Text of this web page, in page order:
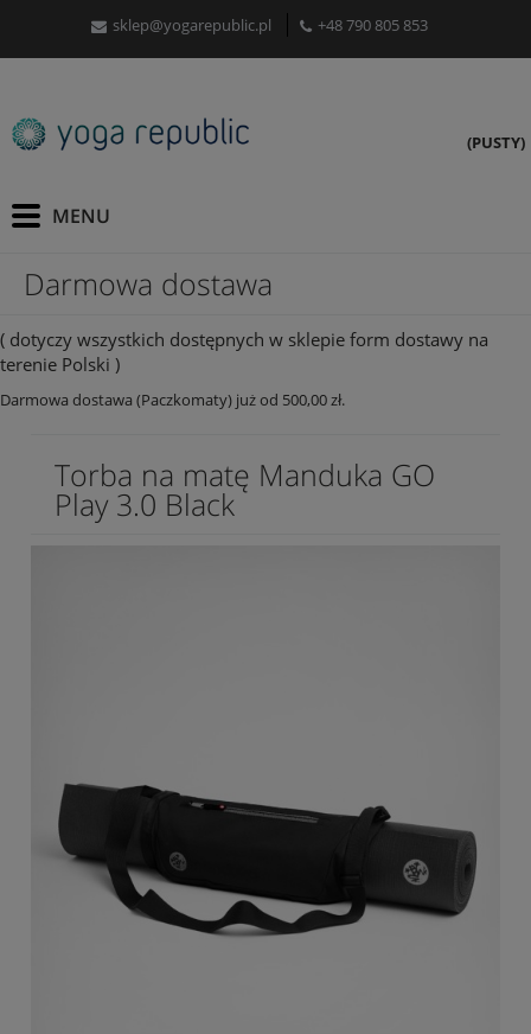
sklep@yogarepublic.pl +48 790 805 853
(PUSTY)
Darmowa dostawa
( dotyczy wszystkich dostępnych w sklepie form dostawy na
terenie Polski )
Darmowa dostawa (Paczkomaty) już od 500,00 zł.
Torba na matę Manduka GO
Play 3.0 Black